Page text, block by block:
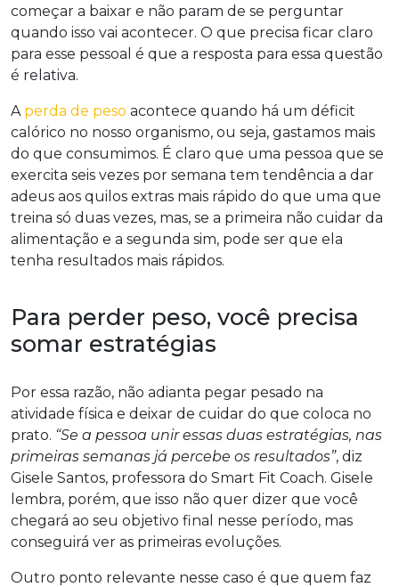
começar a baixar e não param de se perguntar
quando isso vai acontecer. O que precisa ficar claro
para esse pessoal é que a resposta para essa questão
é relativa.
A perda de peso acontece quando há um déficit
calórico no nosso organismo, ou seja, gastamos mais
do que consumimos. É claro que uma pessoa que se
exercita seis vezes por semana tem tendência a dar
adeus aos quilos extras mais rápido do que uma que
treina só duas vezes, mas, se a primeira não cuidar da
alimentação e a segunda sim, pode ser que ela
tenha resultados mais rápidos.
Para perder peso, você precisa
somar estratégias
Por essa razão, não adianta pegar pesado na
atividade física e deixar de cuidar do que coloca no
prato. “Se a pessoa unir essas duas estratégias, nas
primeiras semanas já percebe os resultados”, diz
Gisele Santos, professora do Smart Fit Coach. Gisele
lembra, porém, que isso não quer dizer que você
chegará ao seu objetivo final nesse período, mas
conseguirá ver as primeiras evoluções.
Outro ponto relevante nesse caso é que quem faz